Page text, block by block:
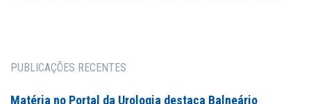
PUBLICAÇÕES RECENTES
Matéria no Portal da Urologia destaca Balneário